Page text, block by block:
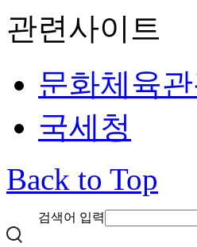
관련사이트
문화체육
국세청
Back to Top
검색어 입력